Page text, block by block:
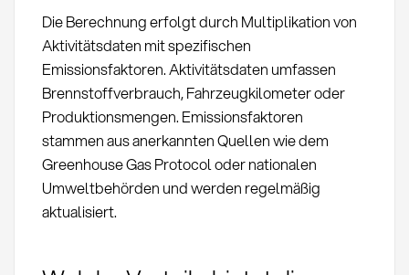
Die Berechnung erfolgt durch Multiplikation von
Aktivitätsdaten mit spezifischen
Emissionsfaktoren. Aktivitätsdaten umfassen
Brennstoffverbrauch, Fahrzeugkilometer oder
Produktionsmengen. Emissionsfaktoren
stammen aus anerkannten Quellen wie dem
Greenhouse Gas Protocol oder nationalen
Umweltbehörden und werden regelmäßig
aktualisiert.